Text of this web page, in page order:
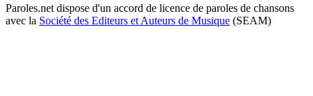
Paroles.net dispose d'un accord de licence de paroles de chansons
avec la Société des Editeurs et Auteurs de Musique (SEAM)